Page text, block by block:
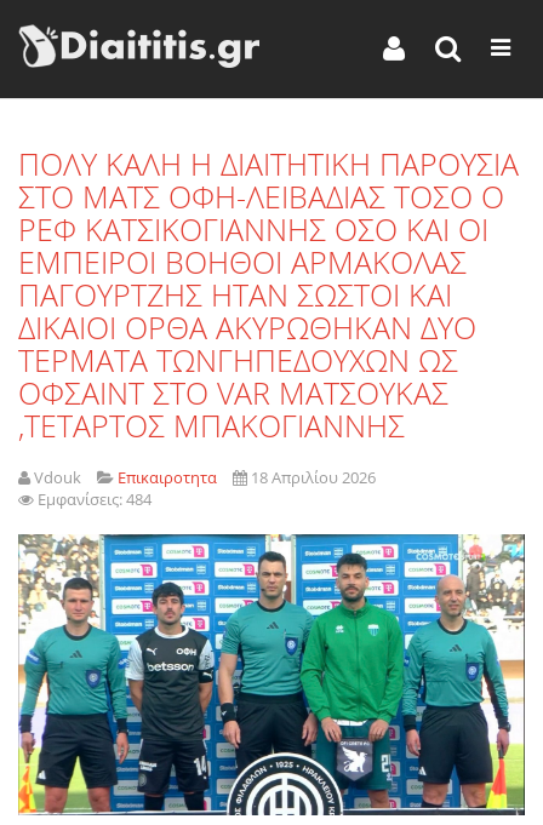
ΠΟΛΥ ΚΑΛΗ Η ΔΙΑΙΤΗΤΙΚΗ ΠΑΡΟΥΣΙΑ
ΣΤΟ ΜΑΤΣ ΟΦΗ-ΛΕΙΒΑΔΙΑΣ ΤΟΣΟ Ο
ΡΕΦ ΚΑΤΣΙΚΟΓΙΑΝΝΗΣ ΟΣΟ ΚΑΙ ΟΙ
ΕΜΠΕΙΡΟΙ ΒΟΗΘΟΙ ΑΡΜΑΚΟΛΑΣ
ΠΑΓΟΥΡΤΖΗΣ ΗΤΑΝ ΣΩΣΤΟΙ ΚΑΙ
ΔΙΚΑΙΟΙ ΟΡΘΑ ΑΚΥΡΩΘΗΚΑΝ ΔΥΟ
ΤΕΡΜΑΤΑ ΤΩΝΓΗΠΕΔΟΥΧΩΝ ΩΣ
ΟΦΣΑΙΝΤ ΣΤΟ VAR ΜΑΤΣΟΥΚΑΣ
,ΤΕΤΑΡΤΟΣ ΜΠΑΚΟΓΙΑΝΝΗΣ
Vdouk Επικαιροτητα
18 Απριλίου 2026
Εμφανίσεις: 484